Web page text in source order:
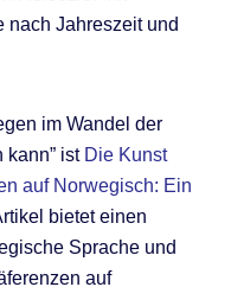
nach Jahreszeit und
im Wandel der
kann” ist Die Kunst
auf Norwegisch: Ein
bietet einen
Sprache und
auf